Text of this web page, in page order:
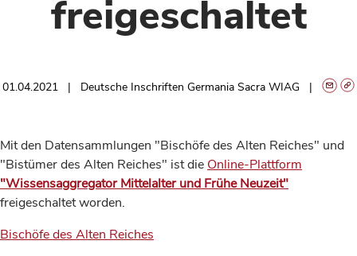
freigeschaltet
01.04.2021 Deutsche Inschriften Germania Sacra WIAG
Mit den Datensammlungen "Bischöfe des Alten Reiches" und
"Bistümer des Alten Reiches" ist die Online-Plattform
"Wissensaggregator Mittelalter und Frühe Neuzeit"
freigeschaltet worden.
Bischöfe des Alten Reiches